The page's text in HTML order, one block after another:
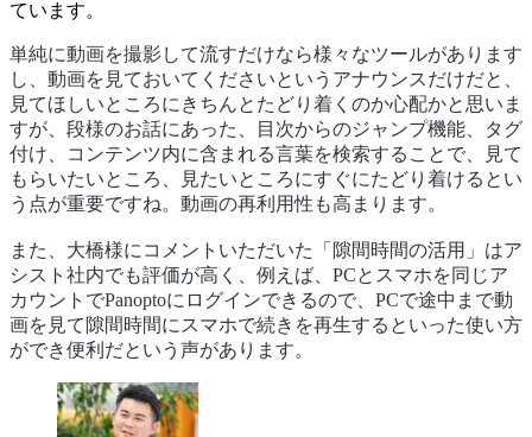
ています。
単純に動画を撮影して流すだけなら様々なツールがあります
し、動画を見ておいてくださいというアナウンスだけだと、
見てほしいところにきちんとたどり着くのか心配かと思いま
すが、段様のお話にあった、目次からのジャンプ機能、タグ
付け、コンテンツ内に含まれる言葉を検索することで、見て
もらいたいところ、見たいところにすぐにたどり着けるとい
う点が重要ですね。動画の再利用性も高まります。
また、大橋様にコメントいただいた「隙間時間の活用」はア
シスト社内でも評価が高く、例えば、PCとスマホを同じア
カウントでPanoptoにログインできるので、PCで途中まで動
画を見て隙間時間にスマホで続きを再生するといった使い方
ができ便利だという声があります。